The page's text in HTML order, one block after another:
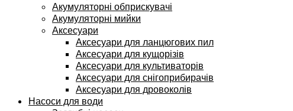
Акумуляторні обприскувачі
Акумуляторні мийки
Аксесуари
Аксесуари для ланцюгових пил
Аксесуари для кущорізів
Аксесуари для культиваторів
Аксесуари для снігоприбирачів
Аксесуари для дровоколів
Насоси для води